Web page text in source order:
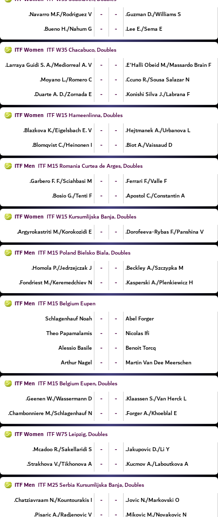
Navarro M.F./Rodriguez V.
- -
Guzman D./Williams S.
Bueno H./Nahum G.
- - Lee E./Sema E.
ITF Women ITF W35 Chacabuco, Doubles
Larraya Guidi S. A./Mediorreal A. V.
- -
E'Halli Obeid M./Massardo Brain F.
Moyano L./Romero C.
- -
Ccuno R./Sousa Salazar N.
Duarte A. D./Zornada E.
- - Konishi Silva J./Labrana F.
ITF Women ITF W15 Hameenlinna, Doubles
Blazkova K./Eigelsbach E. V.
- -
Hejtmanek A./Urbanova L.
Blomqvist C./Heinonen I.
- - Biot A./Vaissaud D.
ITF Men ITF M15 Romania Curtea de Arges, Doubles
Garbero F. F./Sciahbasi M.
- -
Ferrari F./Valle F.
Bosio G./Tenti F.
- - Apostol C./Constantin A.
ITF Women ITF W15 Kursumlijska Banja, Doubles
Argyrokastriti M./Korokozidi E.
- - Dorofeeva-Rybas F./Panshina V.
ITF Men ITF M15 Poland Bielsko Biala, Doubles
Homola P./Jedrzejczak J.
- -
Beckley A./Szczypka M.
Fondriest M./Keremedchiev N.
- - Kasperski A./Plenkiewicz H.
ITF Men ITF M15 Belgium Eupen
Schlagenhauf Noah
- -
Abel Forger
Theo Papamalamis
- -
Nicolas Ifi
Alessio Basile
- -
Benoit Torcq
Arthur Nagel
- - Martin Van Dee Meerschen
ITF Men ITF M15 Belgium Eupen, Doubles
Geenen W./Wassermann D.
- -
Klaassen S./Van Herck L.
Chambonniere M./Schlagenhauf N.
- - Forger A./Khoeblal E.
ITF Women ITF W75 Leipzig, Doubles
Mcadoo R./Sakellaridi S.
- -
Jakupovic D./Li Y.
Strakhova V./Tikhonova A.
- - Kucmov A./Laboutkova A.
ITF Men ITF M25 Serbia Kursumlijska Banja, Doubles
Chatziavraam N./Kountourakis I.
- -
Jovic N./Markovski O.
Pisaric A./Radjenovic V.
- - Mikovic M./Novakovic N.